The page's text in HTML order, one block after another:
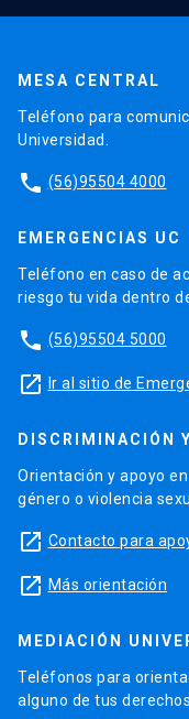
MESA CENTRAL
Teléfono para
Universidad.
phone (56)95504 4000
EMERGENCIAS UC
Teléfono en caso de
riesgo tu vida dentro
phone (56)95504 5000
launch Ir al sitio de
DISCRIMINACIÓN
Orientación y apoyo
género o violencia
launch Contacto para
launch Más orientación
MEDIACIÓN
Teléfonos para
alguno de tus